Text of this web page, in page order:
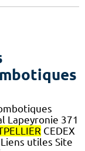
Lapeyronie 371
CEDEX
utiles Site